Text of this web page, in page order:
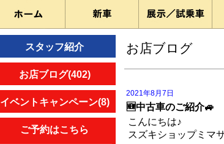
スタッフ紹介
お店ブログ(402)
イベントキャンペーン(8)
ご予約はこちら
お店ブログ
2021年8月7日
🆕中古車のご紹介🚙
こんにちは♪
スズキショップミマ